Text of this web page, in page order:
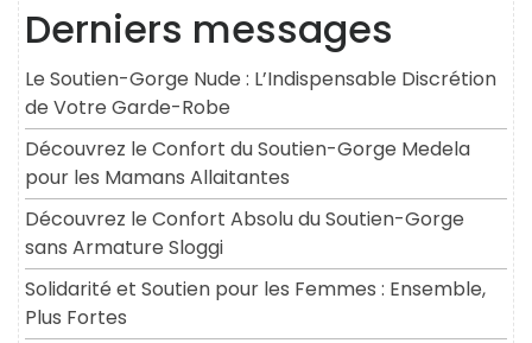
Derniers messages
Le Soutien-Gorge Nude : L’Indispensable Discrétion
de Votre Garde-Robe
Découvrez le Confort du Soutien-Gorge Medela
pour les Mamans Allaitantes
Découvrez le Confort Absolu du Soutien-Gorge
sans Armature Sloggi
Solidarité et Soutien pour les Femmes : Ensemble,
Plus Fortes